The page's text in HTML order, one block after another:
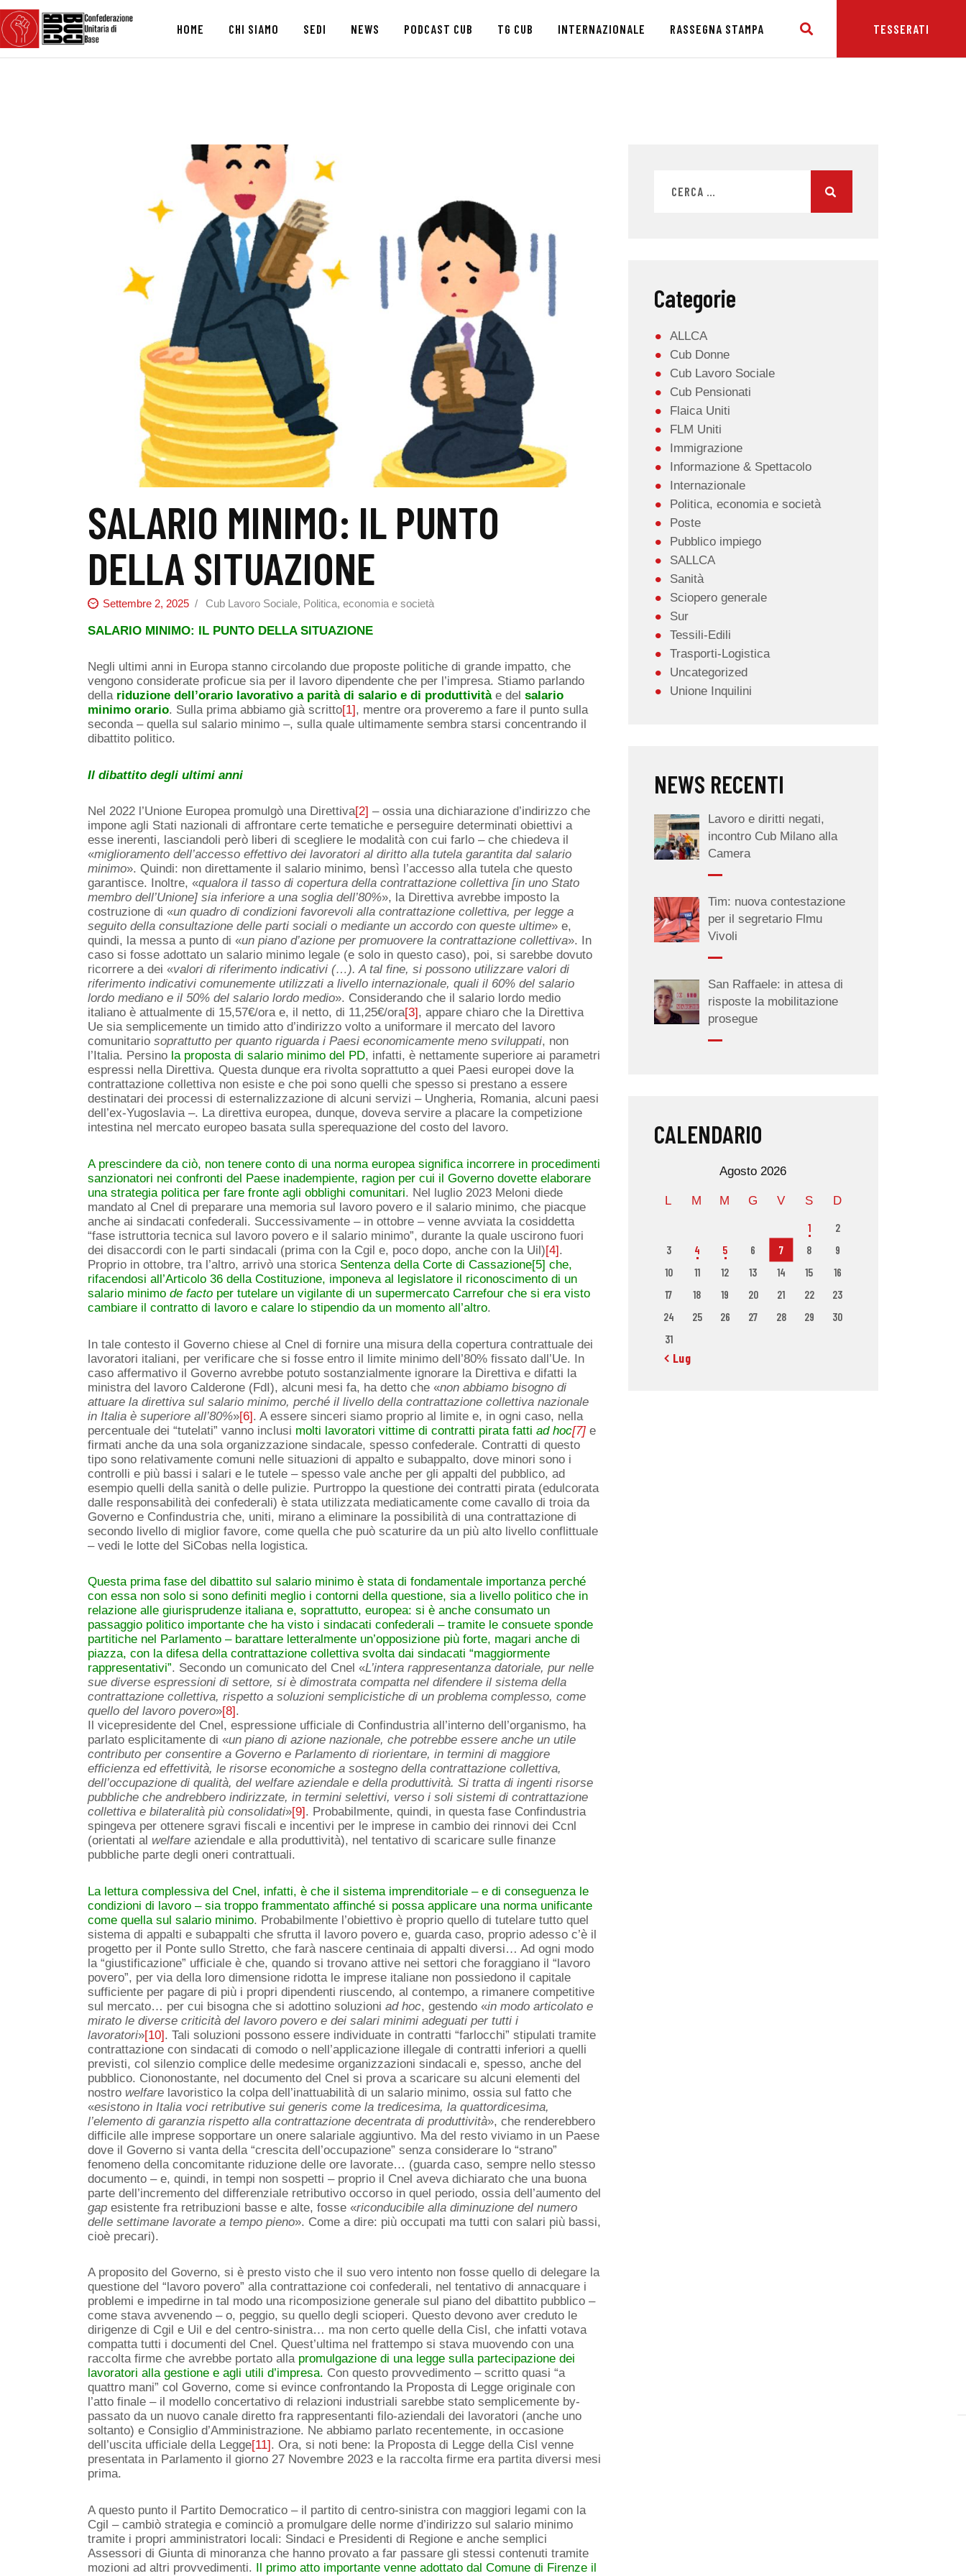
HOME CHI SIAMO SEDI NEWS PODCAST CUB TG CUB INTERNAZIONALE RASSEGNA STAMPA TESSERATI
HOME
CHI SIAMO
PODCAST CUB
TG CUB
INTERNAZIONALE
RASSEGNA STAMPA
SALARIO MINIMO: IL PUNTO
DELLA SITUAZIONE
Settembre 2, 2025 Cub Lavoro Sociale, Politica, economia e società
SALARIO MINIMO: IL PUNTO DELLA SITUAZIONE
Negli ultimi anni in Europa stanno circolando due proposte politiche di grande impatto, che
vengono considerate proficue sia per il lavoro dipendente che per l’impresa. Stiamo parlando
dellariduzione dell’orario lavorativo a parità di salario e di produttivitàe del salario
minimo orario. Sulla prima abbiamo già scritto[1] , mentre ora proveremo a fare il punto sulla
seconda – quella sul salario minimo –, sulla quale ultimamente sembra starsi concentrando il
dibattito politico.
Il dibattito degli ultimi anni
Nel 2022 l’Unione Europea promulgò una Direttiva[2] – ossia una dichiarazione d’indirizzo che
impone agli Stati nazionali di affrontare certe tematiche e perseguire determinati obiettivi a
esse inerenti, lasciandoli però liberi di scegliere le modalità con cui farlo – che chiedeva il
«miglioramento dell’accesso effettivo dei lavoratori al diritto alla tutela garantita dal salario
minimo». Quindi: non direttamente il salario minimo, bensì l’accesso alla tutela che questo
garantisce. Inoltre, «qualora il tasso di copertura della contrattazione collettiva [in uno Stato
membro dell’Unione] sia inferiore a una soglia dell’80%», la Direttiva avrebbe imposto la
costruzione di «un quadro di condizioni favorevoli alla contrattazione collettiva, per legge a
seguito della consultazione delle parti sociali o mediante un accordo con queste ultime» e,
quindi, la messa a punto di «un piano d’azione per promuovere la contrattazione collettiva». In
caso si fosse adottato un salario minimo legale (e solo in questo caso), poi, si sarebbe dovuto
ricorrere a dei «valori di riferimento indicativi (…). A tal fine, si possono utilizzare valori di
riferimento indicativi comunemente utilizzati a livello internazionale, quali il 60% del salario
lordo mediano e il 50% del salario lordo medio». Considerando che il salario lordo medio
italiano è attualmente di 15,57€/ora e, il netto, di 11,25€/ora[3] , appare chiaro che la Direttiva
Ue sia semplicemente un timido atto d’indirizzo volto a uniformare il mercato del lavoro
comunitario soprattutto per quanto riguarda i Paesi economicamente meno sviluppati, non
l’Italia. Persino la proposta di salario minimo del PD, infatti, è nettamente superiore ai parametri
espressi nella Direttiva. Questa dunque era rivolta soprattutto a quei Paesi europei dove la
contrattazione collettiva non esiste e che poi sono quelli che spesso si prestano a essere
destinatari dei processi di esternalizzazione di alcuni servizi – Ungheria, Romania, alcuni paesi
dell’ex-Yugoslavia –. La direttiva europea, dunque, doveva servire a placare la competizione
intestina nel mercato europeo basata sulla sperequazione del costo del lavoro.
A prescindere da ciò, non tenere conto di una norma europea significa incorrere in procedimenti
sanzionatori nei confronti del Paese inadempiente, ragion per cui il Governo dovette elaborare
una strategia politica per fare fronte agli obblighi comunitari. Nel luglio 2023 Meloni diede
mandato al Cnel di preparare una memoria sul lavoro povero e il salario minimo, che piacque
anche ai sindacati confederali. Successivamente – in ottobre – venne avviata la cosiddetta
“fase istruttoria tecnica sul lavoro povero e il salario minimo”, durante la quale uscirono fuori
dei disaccordi con le parti sindacali (prima con la Cgil e, poco dopo, anche con la Uil)[4].
Proprio in ottobre, tra l’altro, arrivò una storica Sentenza della Corte di Cassazione[5] che,
rifacendosi all’Articolo 36 della Costituzione, imponeva al legislatore il riconoscimento di un
salario minimo de facto per tutelare un vigilante di un supermercato Carrefour che si era visto
cambiare il contratto di lavoro e calare lo stipendio da un momento all’altro.
In tale contesto il Governo chiese al Cnel di fornire una misura della copertura contrattuale dei
lavoratori italiani, per verificare che si fosse entro il limite minimo dell’80% fissato dall’Ue. In
caso affermativo il Governo avrebbe potuto sostanzialmente ignorare la Direttiva e difatti la
ministra del lavoro Calderone (FdI), alcuni mesi fa, ha detto che «non abbiamo bisogno di
attuare la direttiva sul salario minimo, perché il livello della contrattazione collettiva nazionale
in Italia è superiore all’80%»[6]. A essere sinceri siamo proprio al limite e, in ogni caso, nella
percentuale dei “tutelati” vanno inclusi molti lavoratori vittime di contratti pirata fatti ad hoc[7] e
firmati anche da una sola organizzazione sindacale, spesso confederale. Contratti di questo
tipo sono relativamente comuni nelle situazioni di appalto e subappalto, dove minori sono i
controlli e più bassi i salari e le tutele – spesso vale anche per gli appalti del pubblico, ad
esempio quelli della sanità o delle pulizie. Purtroppo la questione dei contratti pirata (edulcorata
dalle responsabilità dei confederali) è stata utilizzata mediaticamente come cavallo di troia da
Governo e Confindustria che, uniti, mirano a eliminare la possibilità di una contrattazione di
secondo livello di miglior favore, come quella che può scaturire da un più alto livello conflittuale
– vedi le lotte del SiCobas nella logistica.
Questa prima fase del dibattito sul salario minimo è stata di fondamentale importanza perché
con essa non solo si sono definiti meglio i contorni della questione, sia a livello politico che in
relazione alle giurisprudenze italiana e, soprattutto, europea: si è anche consumato un
passaggio politico importante che ha visto i sindacati confederali – tramite le consuete sponde
partitiche nel Parlamento – barattare letteralmente un’opposizione più forte, magari anche di
piazza, con la difesa della contrattazione collettiva svolta dai sindacati “maggiormente
rappresentativi”. Secondo un comunicato del Cnel «L’intera rappresentanza datoriale, pur nelle
sue diverse espressioni di settore, si è dimostrata compatta nel difendere il sistema della
contrattazione collettiva, rispetto a soluzioni semplicistiche di un problema complesso, come
quello del lavoro povero»[8] .
Il vicepresidente del Cnel, espressione ufficiale di Confindustria all’interno dell’organismo, ha
parlato esplicitamente di «un piano di azione nazionale, che potrebbe essere anche un utile
contributo per consentire a Governo e Parlamento di riorientare, in termini di maggiore
efficienza ed effettività, le risorse economiche a sostegno della contrattazione collettiva,
dell’occupazione di qualità, del welfare aziendale e della produttività. Si tratta di ingenti risorse
pubbliche che andrebbero indirizzate, in termini selettivi, verso i soli sistemi di contrattazione
collettiva e bilateralità più consolidati»[9] . Probabilmente, quindi, in questa fase Confindustria
spingeva per ottenere sgravi fiscali e incentivi per le imprese in cambio dei rinnovi dei Ccnl
(orientati al welfare aziendale e alla produttività), nel tentativo di scaricare sulle finanze
pubbliche parte degli oneri contrattuali.
La lettura complessiva del Cnel, infatti, è che il sistema imprenditoriale – e di conseguenza le
condizioni di lavoro – sia troppo frammentato affinché si possa applicare una norma unificante
come quella sul salario minimo. Probabilmente l’obiettivo è proprio quello di tutelare tutto quel
sistema di appalti e subappalti che sfrutta il lavoro povero e, guarda caso, proprio adesso c’è il
progetto per il Ponte sullo Stretto, che farà nascere centinaia di appalti diversi… Ad ogni modo
la “giustificazione” ufficiale è che, quando si trovano attive nei settori che foraggiano il “lavoro
povero”, per via della loro dimensione ridotta le imprese italiane non possiedono il capitale
sufficiente per pagare di più i propri dipendenti riuscendo, al contempo, a rimanere competitive
sul mercato… per cui bisogna che si adottino soluzioni ad hoc, gestendo «in modo articolato e
mirato le diverse criticità del lavoro povero e dei salari minimi adeguati per tutti i
lavoratori»[10]. Tali soluzioni possono essere individuate in contratti “farlocchi” stipulati tramite
contrattazione con sindacati di comodo o nell’applicazione illegale di contratti inferiori a quelli
previsti, col silenzio complice delle medesime organizzazioni sindacali e, spesso, anche del
pubblico. Ciononostante, nel documento del Cnel si prova a scaricare su alcuni elementi del
nostro welfare lavoristico la colpa dell’inattuabilità di un salario minimo, ossia sul fatto che
«esistono in Italia voci retributive sui generis come la tredicesima, la quattordicesima,
l’elemento di garanzia rispetto alla contrattazione decentrata di produttività», che renderebbero
difficile alle imprese sopportare un onere salariale aggiuntivo. Ma del resto viviamo in un Paese
dove il Governo si vanta della “crescita dell’occupazione” senza considerare lo “strano”
fenomeno della concomitante riduzione delle ore lavorate… (guarda caso, sempre nello stesso
documento – e, quindi, in tempi non sospetti – proprio il Cnel aveva dichiarato che una buona
parte dell’incremento del differenziale retributivo occorso in quel periodo, ossia dell’aumento del
gap esistente fra retribuzioni basse e alte, fosse «riconducibile alla diminuzione del numero
delle settimane lavorate a tempo pieno». Come a dire: più occupati ma tutti con salari più bassi,
cioè precari).
A proposito del Governo, si è presto visto che il suo vero intento non fosse quello di delegare la
questione del “lavoro povero” alla contrattazione coi confederali, nel tentativo di annacquare i
problemi e impedirne in tal modo una ricomposizione generale sul piano del dibattito pubblico –
come stava avvenendo – o, peggio, su quello degli scioperi. Questo devono aver creduto le
dirigenze di Cgil e Uil e del centro-sinistra… ma non certo quelle della Cisl, che infatti votava
compatta tutti i documenti del Cnel. Quest’ultima nel frattempo si stava muovendo con una
raccolta firme che avrebbe portato alla promulgazione di una legge sulla partecipazione dei
lavoratori alla gestione e agli utili d’impresa. Con questo provvedimento – scritto quasi “a
quattro mani” col Governo, come si evince confrontando la Proposta di Legge originale con
l’atto finale – il modello concertativo di relazioni industriali sarebbe stato semplicemente by-
passato da un nuovo canale diretto fra rappresentanti filo-aziendali dei lavoratori (anche uno
soltanto) e Consiglio d’Amministrazione. Ne abbiamo parlato recentemente, in occasione
dell’uscita ufficiale della Legge[11] . Ora, si noti bene: la Proposta di Legge della Cisl venne
presentata in Parlamento il giorno 27 Novembre 2023 e la raccolta firme era partita diversi mesi
prima.
A questo punto il Partito Democratico – il partito di centro-sinistra con maggiori legami con la
Cgil – cambiò strategia e cominciò a promulgare delle norme d’indirizzo sul salario minimo
tramite i propri amministratori locali: Sindaci e Presidenti di Regione e anche semplici
Assessori di Giunta di minoranza che hanno provato a far passare gli stessi contenuti tramite
mozioni ad altri provvedimenti. Il primo atto importante venne adottato dal Comune di Firenze il
Categorie
ALLCA
Cub Donne
Cub Lavoro Sociale
Cub Pensionati
Flaica Uniti
FLM Uniti
Immigrazione
Informazione & Spettacolo
Internazionale
Politica, economia e società
Poste
Pubblico impiego
SALLCA
Sanità
Sciopero generale
Sur
Tessili-Edili
Trasporti-Logistica
Uncategorized
Unione Inquilini
NEWS RECENTI
Lavoro e diritti negati,
incontro Cub Milano alla
Camera
Tim: nuova contestazione
per il segretario Flmu
Vivoli
San Raffaele: in attesa di
risposte la mobilitazione
prosegue
CALENDARIO
Agosto 2026
L M M G V S D
1
2
3
4 5 6 7 8
9
10
11 12 13 14 15
16
17
18 19 20 21 22
23
24
25 26 27 28 29
30
31
« Lug